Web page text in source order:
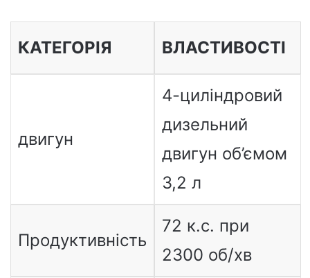
КАТЕГОРІЯ ВЛАСТИВОСТІ
двигун
4-циліндровий
дизельний
двигун об’ємом
3,2 л
Продуктивність
72 к.с. при
2300 об/хв